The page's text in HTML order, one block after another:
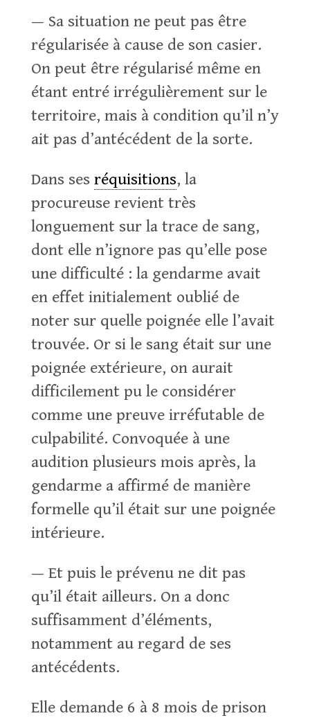
— Sa situation ne peut pas être
régularisée à cause de son casier.
On peut être régularisé même en
étant entré irrégulièrement sur le
territoire, mais à condition qu’il n’y
ait pas d’antécédent de la sorte.
Dans ses réquisitions, la
procureuse revient très
longuement sur la trace de sang,
dont elle n’ignore pas qu’elle pose
une difficulté : la gendarme avait
en effet initialement oublié de
noter sur quelle poignée elle l’avait
trouvée. Or si le sang était sur une
poignée extérieure, on aurait
difficilement pu le considérer
comme une preuve irréfutable de
culpabilité. Convoquée à une
audition plusieurs mois après, la
gendarme a affirmé de manière
formelle qu’il était sur une poignée
intérieure.
— Et puis le prévenu ne dit pas
qu’il était ailleurs. On a donc
suffisamment d’éléments,
notamment au regard de ses
antécédents.
Elle demande 6 à 8 mois de prison